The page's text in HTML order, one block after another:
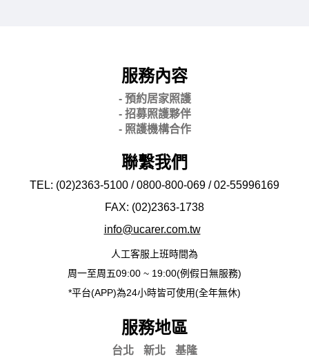
服務內容
- 預約居家照護
- 招募照護夥伴
- 照護機構合作
聯繫我們
TEL: (02)2363-5100 / 0800-800-069 / 02-55996169
FAX: (02)2363-1738
info@ucarer.com.tw
人工客服上班時間為
周一至周五09:00 ~ 19:00(例假日無服務)
*平台(APP)為24小時皆可使用(全年無休)
服務地區
台北 新北
基隆